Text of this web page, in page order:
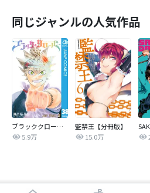
同じジャンルの人気作品
ブラッククローバー
5.9万
監禁王【分冊版】
15.0万